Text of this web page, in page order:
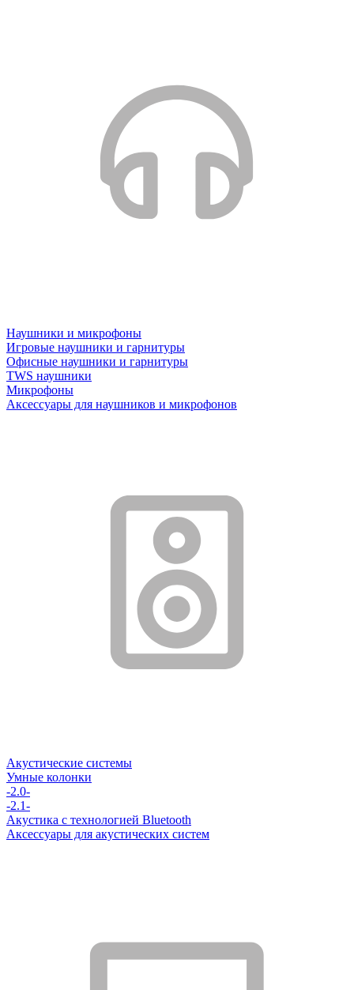
Наушники и микрофоны
Игровые наушники и гарнитуры
Офисные наушники и гарнитуры
TWS наушники
Микрофоны
Аксессуары для наушников и микрофонов
Акустические системы
Умные колонки
-2.0-
-2.1-
Акустика с технологией Bluetooth
Аксессуары для акустических систем